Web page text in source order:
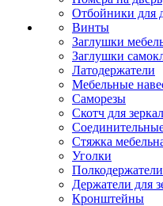
Отбойники для
Винты
Заглушки
Заглушки
Латодержатели
Мебельные
Саморезы
Скотч для зеркал
Стяжка
Уголки
Полкодержатели
Держатели для
Кронштейны